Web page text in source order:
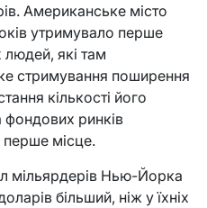
Американське місто
утримувало перше
людей, які там
стримування поширення
кількості його
фондових ринків
перше місце.
мільярдерів Нью-Йорка
більший, ніж у їхніх